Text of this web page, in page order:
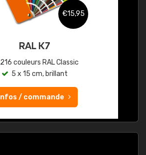
€15,95
RAL K7
216 couleurs RAL Classic
5 x 15 cm, brillant
Infos / commande